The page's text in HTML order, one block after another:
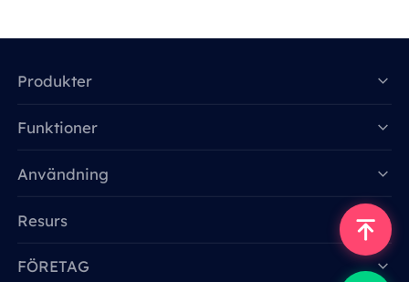
Produkter
Funktioner
Användning
Resurs
FÖRETAG